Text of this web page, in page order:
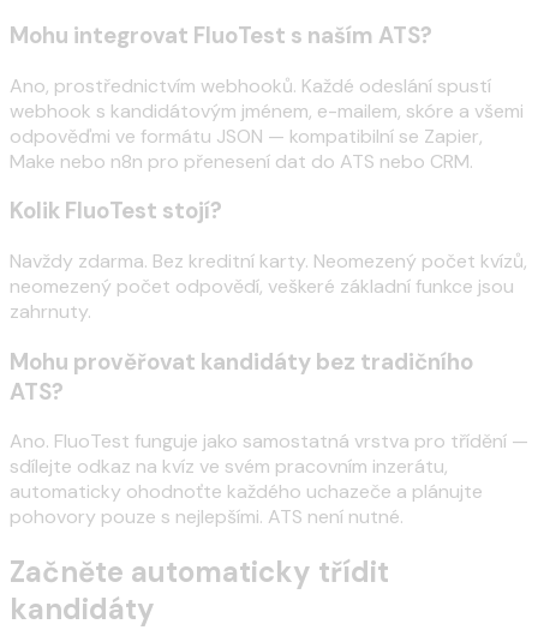
Mohu integrovat FluoTest s naším ATS?
Ano, prostřednictvím webhooků. Každé odeslání spustí
webhook s kandidátovým jménem, e-mailem, skóre a všemi
odpověďmi ve formátu JSON — kompatibilní se Zapier,
Make nebo n8n pro přenesení dat do ATS nebo CRM.
Kolik FluoTest stojí?
Navždy zdarma. Bez kreditní karty. Neomezený počet kvízů,
neomezený počet odpovědí, veškeré základní funkce jsou
zahrnuty.
Mohu prověřovat kandidáty bez tradičního
ATS?
Ano. FluoTest funguje jako samostatná vrstva pro třídění —
sdílejte odkaz na kvíz ve svém pracovním inzerátu,
automaticky ohodnoťte každého uchazeče a plánujte
pohovory pouze s nejlepšími. ATS není nutné.
Začněte automaticky třídit
kandidáty